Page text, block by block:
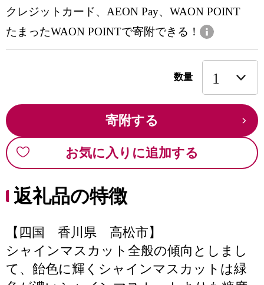
クレジットカード、AEON Pay、WAON POINT
たまったWAON POINTで寄附できる！
数量
寄附する
お気に入りに追加する
返礼品の特徴
【四国 香川県 高松市】
シャインマスカット全般の傾向としまし
て、飴色に輝くシャインマスカットは緑